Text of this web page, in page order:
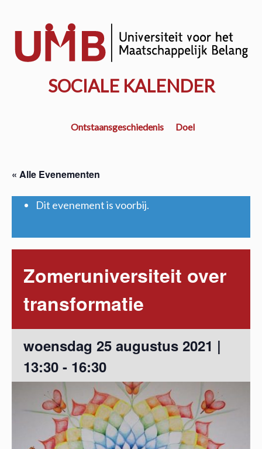
hoofd
SOCIALE KALENDER
Ontstaansgeschiedenis Doel
« Alle Evenementen
Dit evenement is voorbij.
Zomeruniversiteit over
transformatie
woensdag 25 augustus 2021 |
13:30 - 16:30